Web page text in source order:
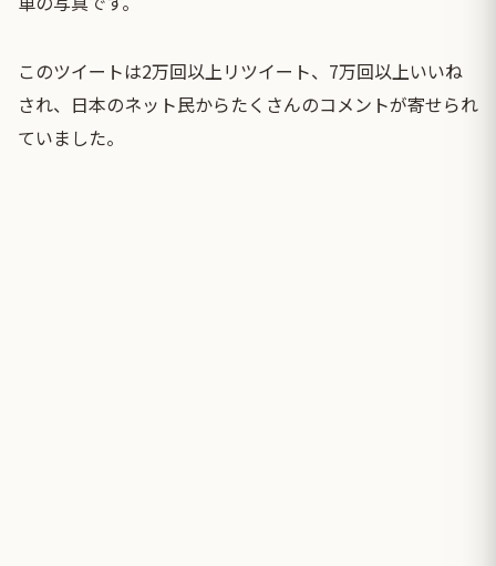
このツイートは2万回以上リツイート、7万回以上いいね
され、日本のネット民からたくさんのコメントが寄せられ
ていました。